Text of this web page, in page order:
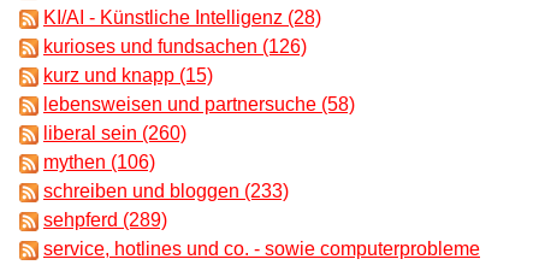
KI/AI - Künstliche Intelligenz (28)
kurioses und fundsachen (126)
kurz und knapp (15)
lebensweisen und partnersuche (58)
liberal sein (260)
mythen (106)
schreiben und bloggen (233)
sehpferd (289)
service, hotlines und co. - sowie computerprobleme